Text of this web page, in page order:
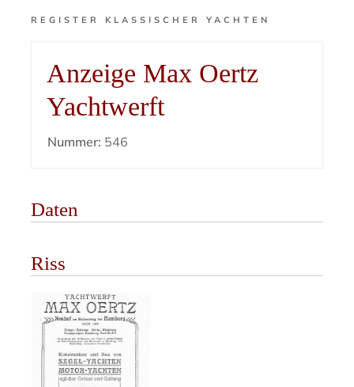
REGISTER KLASSISCHER YACHTEN
Anzeige Max Oertz
Yachtwerft
Nummer: 546
Daten
Riss